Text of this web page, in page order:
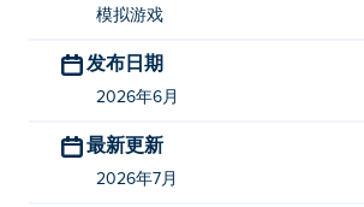
Am Hall Security
如何免费玩《房屋建造点击器》？
你可以在 Poki 上免费玩 Home Builder
模拟游戏
发布日期
2026年6月
最新更新
2026年7月